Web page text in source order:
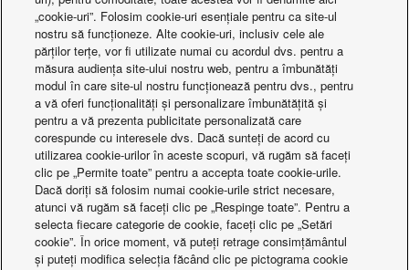
controlul cu butoane și ecran
LCD mare, se va potrivi
perfect în aproape orice loc.
Caracteristici:
· Pentru 2 conducte, ventilator CA
„cookie-uri”. Folosim cookie-uri esențiale pentru ca site-ul
nostru să funcționeze. Alte cookie-uri, inclusiv cele ale
părților terțe, vor fi utilizate numai cu acordul dvs. pentru a
măsura audiența site-ului nostru web, pentru a îmbunătăți
modul în care site-ul nostru funcționează pentru dvs., pentru
a vă oferi funcționalități și personalizare îmbunătățită și
pentru a vă prezenta publicitate personalizată care
corespunde cu interesele dvs. Dacă sunteți de acord cu
utilizarea cookie-urilor în aceste scopuri, vă rugăm să faceți
clic pe „Permite toate” pentru a accepta toate cookie-urile.
Dacă doriți să folosim numai cookie-urile strict necesare,
atunci vă rugăm să faceți clic pe „Respinge toate”. Pentru a
selecta fiecare categorie de cookie, faceți clic pe „Setări
cookie”. În orice moment, vă puteți retrage consimțământul
și puteți modifica selecția făcând clic pe pictograma cookie